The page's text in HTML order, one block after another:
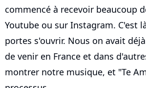
commencé à recevoir beaucoup
Youtube ou sur Instagram. C'est
portes s'ouvrir. Nous on avait
de venir en France et dans
montrer notre musique, et "Te